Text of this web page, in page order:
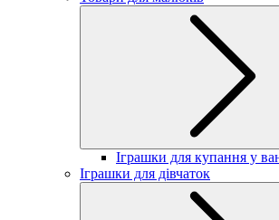
Іграшки для купання у
Іграшки для дівчаток